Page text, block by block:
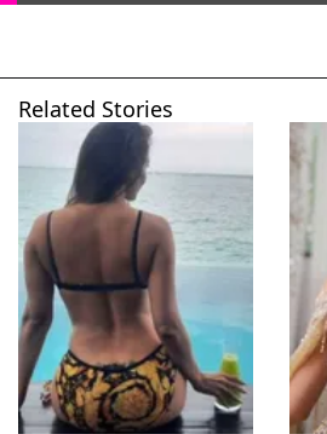
Related Stories